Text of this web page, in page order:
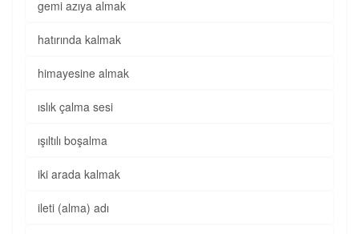
gemi azıya almak
hatırında kalmak
himayesine almak
ıslık çalma sesi
ışıltılı boşalma
iki arada kalmak
ileti (alma) adı